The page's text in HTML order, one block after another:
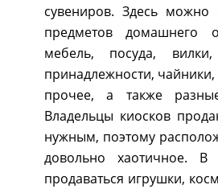
сувениров. Здесь
предметов домашнего
мебель, посуда,
принадлежности,
прочее, а также
Владельцы киосков
нужным, поэтому
довольно хаотичное.
продаваться игрушки,